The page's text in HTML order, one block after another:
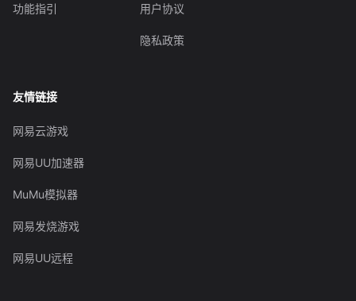
功能指引 用户协议
隐私政策
友情链接
网易云游戏
网易UU加速器
MuMu模拟器
网易发烧游戏
网易UU远程